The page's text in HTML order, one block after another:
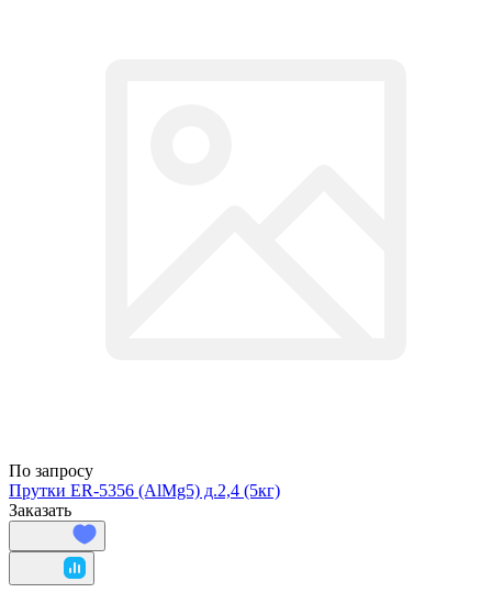
По запросу
Прутки ER-5356 (AlMg5) д.2,4 (5кг)
Заказать